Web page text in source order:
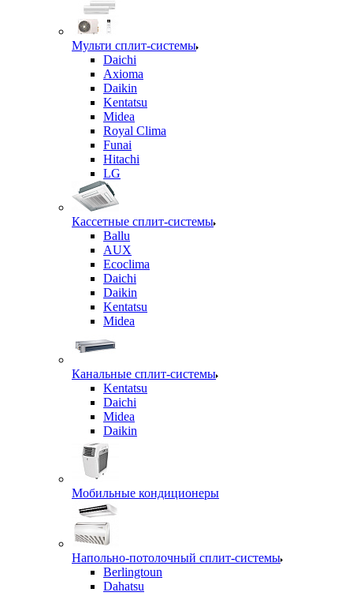
Мульти сплит-системы
Daichi
Axioma
Daikin
Kentatsu
Midea
Royal Clima
Funai
Hitachi
LG
Кассетные сплит-системы
Ballu
AUX
Ecoclima
Daichi
Daikin
Kentatsu
Midea
Канальные сплит-системы
Kentatsu
Daichi
Midea
Daikin
Мобильные кондиционеры
Напольно-потолочный сплит-системы
Berlingtoun
Dahatsu